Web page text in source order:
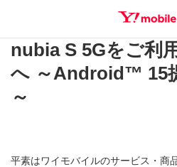
SEARCH
nubia S 5Gをご利
へ ～Android™ 15
～
平素はワイモバイルのサービス・商